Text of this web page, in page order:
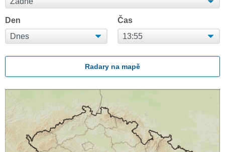
Den Čas
Radary na mapě